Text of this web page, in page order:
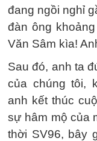
đang ngồi nghỉ
đàn ông
Văn Sâm kìa!
Sau đó, anh ta
của chúng tôi,
anh kết thúc
sự hâm mộ của
thời SV96, bây